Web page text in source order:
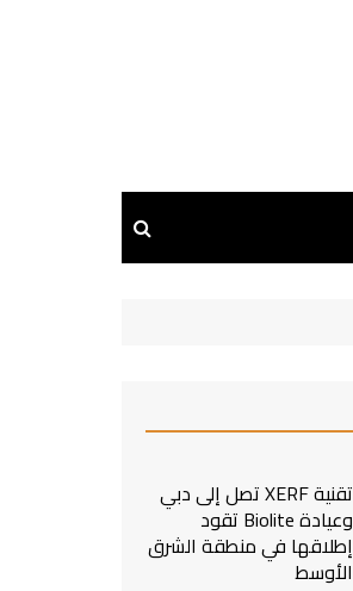
تقنية XERF تصل إلى دبي
وعيادة Biolite تقود
إطلاقها في منطقة الشرق
الأوسط